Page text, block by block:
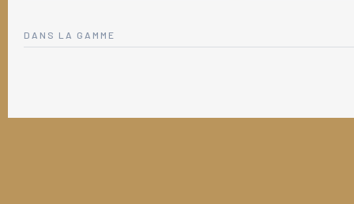
DANS LA GAMME